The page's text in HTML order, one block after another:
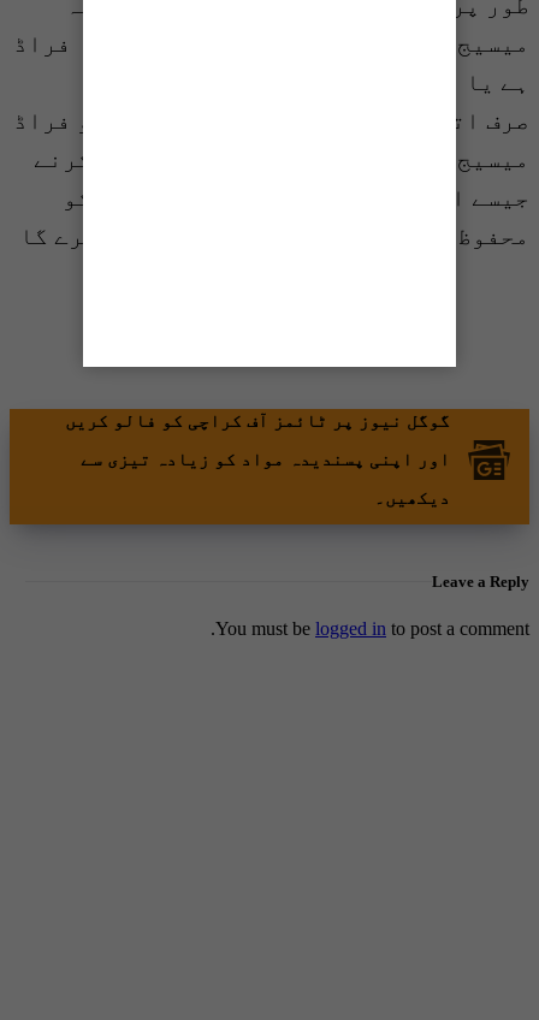
میسیج، ای میل یا ویب سائٹ کسی قسم کا فراڈ
ہے یا نہیں۔
صرف اتنا ہی نہیں بلکہ یہ ٹول صارف کو فراڈ
میسیج، ای میل یا ویب سائٹ کو رپورٹ کرنے
جیسے اقدام سمیت آن لائن فراڈ سے خود کو
محفوظ رکھنے کے طریقوں سے بھی آگاہ کرے گا
گوگل نیوز پر ٹائمز آف کراچی کو فالو کریں
اور اپنی پسندیدہ مواد کو زیادہ تیزی سے
دیکھیں۔
Leave a Reply
You must be logged in to post a comment.